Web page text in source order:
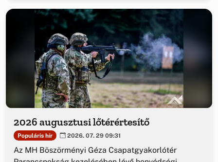
2026 augusztusi lőtérértesítő
Populáris hír 2026. 07. 29 09:31
Az MH Böszörményi Géza Csapatgyakorlótér